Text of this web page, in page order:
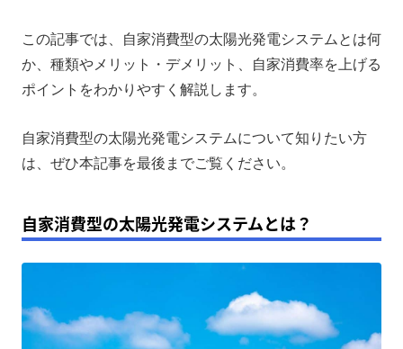
この記事では、自家消費型の太陽光発電システムとは何
か、種類やメリット・デメリット、自家消費率を上げる
ポイントをわかりやすく解説します。
自家消費型の太陽光発電システムについて知りたい方
は、ぜひ本記事を最後までご覧ください。
自家消費型の太陽光発電システムとは？